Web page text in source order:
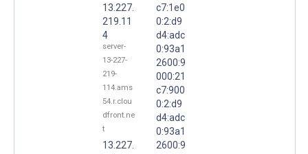
13.227.
219.11
4
server-
13-227-
219-
114.ams
54.r.clou
dfront.ne
t
13.227.
c7:1e0
0:2:d9
d4:adc
0:93a1
2600:9
000:21
c7:900
0:2:d9
d4:adc
0:93a1
2600:9